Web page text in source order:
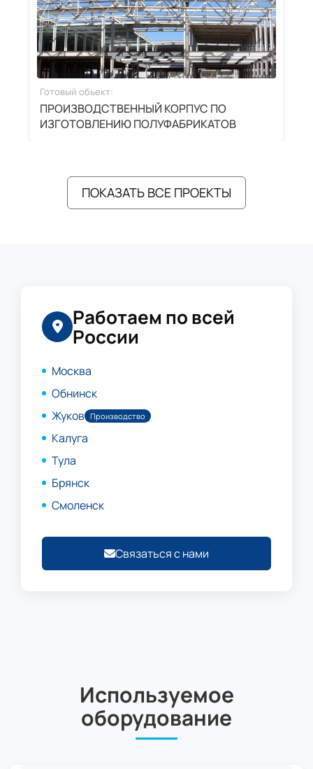
Готовый объект:
ПРОИЗВОДСТВЕННЫЙ КОРПУС ПО
ИЗГОТОВЛЕНИЮ ПОЛУФАБРИКАТОВ
ПОКАЗАТЬ ВСЕ ПРОЕКТЫ
Работаем по всей
России
Москва
Обнинск
Жуков Производство
Калуга
Тула
Брянск
Смоленск
Связаться с нами
Используемое
оборудование